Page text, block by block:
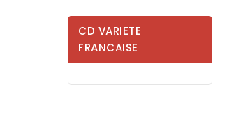
CD VARIETE
FRANCAISE